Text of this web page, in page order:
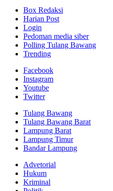
Box Redaksi
Harian Post
Login
Pedoman media siber
Polling Tulang Bawang
Trending
Facebook
Instagram
Youtube
Twitter
Tulang Bawang
Tulang Bawang Barat
Lampung Barat
Lampung Timur
Bandar Lampung
Advetorial
Hukum
Kriminal